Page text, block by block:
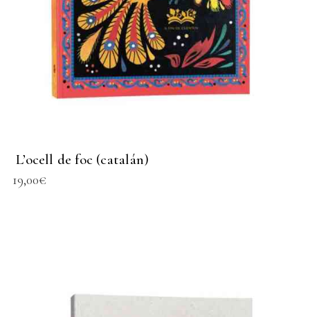
L’ocell de foc (catalán)
19,00€